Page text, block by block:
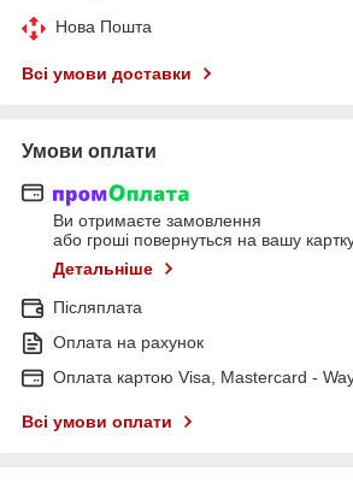
Нова Пошта
Всі умови доставки
Умови оплати
Ви отримаєте замовлення
або гроші повернуться на вашу
Детальніше
Післяплата
Оплата на рахунок
Оплата картою Visa, Mastercard -
Всі умови оплати